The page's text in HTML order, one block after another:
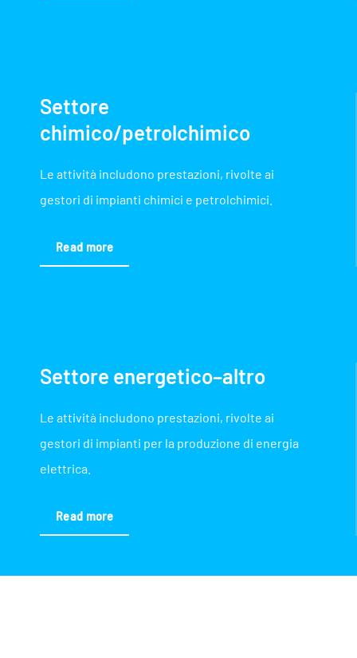
Settore
chimico/petrolchimico
Le attività includono prestazioni, rivolte ai
gestori di impianti chimici e petrolchimici.
Read more
Settore energetico–altro
Le attività includono prestazioni, rivolte ai
gestori di impianti per la produzione di energia
elettrica.
Read more